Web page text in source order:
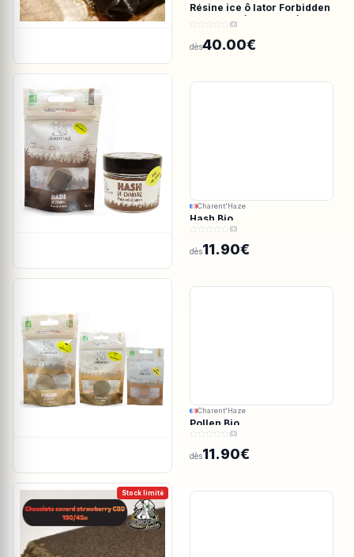
Résine ice ô lator Forbidden
valley CBD/CBDV 190/73u
(0)
dès40.00€
Charent'Haze
Hash Bio
(0)
dès11.90€
Charent'Haze
Pollen Bio
(0)
dès11.90€
Stock limité